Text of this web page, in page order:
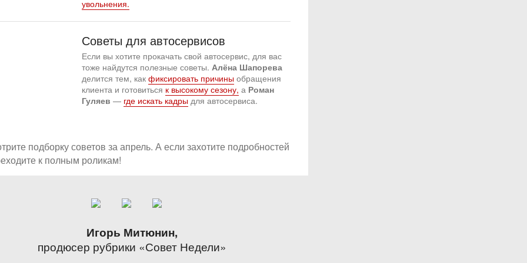
увольнения.
Советы для автосервисов
Если вы хотите прокачать свой автосервис, для вас
тоже найдутся полезные советы. Алёна Шапорева
делится тем, как фиксировать причины обращения
клиента и готовиться к высокому сезону, а Роман
Гуляев — где искать кадры для автосервиса.
подборку советов за апрель. А если захотите подробностей
к полным роликам!
Игорь Митюнин,
продюсер рубрики «Совет Недели»